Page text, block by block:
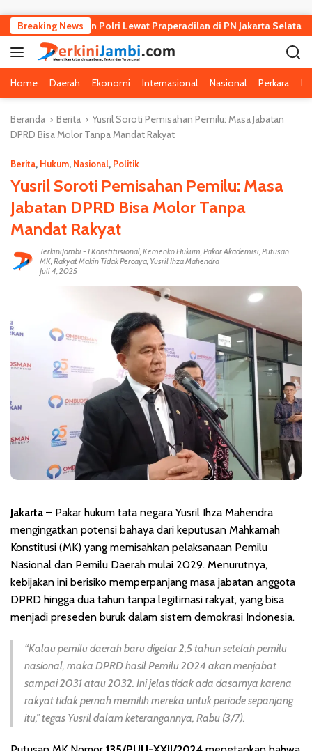
Breaking News
Kejagung dan Polri Lewat Praperadilan di PN Jakarta Selatan
Home Daerah Ekonomi Internasional Nasional Perkara
Beranda Berita
Yusril Soroti Pemisahan Pemilu: Masa Jabatan
DPRD Bisa Molor Tanpa Mandat Rakyat
Berita, Hukum, Nasional, Politik
Yusril Soroti Pemisahan Pemilu: Masa
Jabatan DPRD Bisa Molor Tanpa
Mandat Rakyat
TerkiniJambi- I Konstitusional,Kemenko Hukum,Pakar Akademisi,Putusan
MK,Rakyat Makin Tidak Percaya, Yusril Ihza Mahendra
Juli 4, 2025
Jakarta – Pakar hukum tata negara Yusril Ihza Mahendra
mengingatkan potensi bahaya dari keputusan Mahkamah
Konstitusi (MK) yang memisahkan pelaksanaan Pemilu
Nasional dan Pemilu Daerah mulai 2029. Menurutnya,
kebijakan ini berisiko memperpanjang masa jabatan anggota
DPRD hingga dua tahun tanpa legitimasi rakyat, yang bisa
menjadi preseden buruk dalam sistem demokrasi Indonesia.
“Kalau pemilu daerah baru digelar 2,5 tahun setelah pemilu
nasional, maka DPRD hasil Pemilu 2024 akan menjabat
sampai 2031 atau 2032. Ini jelas tidak ada dasarnya karena
rakyat tidak pernah memilih mereka untuk periode sepanjang
itu,” tegas Yusril dalam keterangannya, Rabu (3/7).